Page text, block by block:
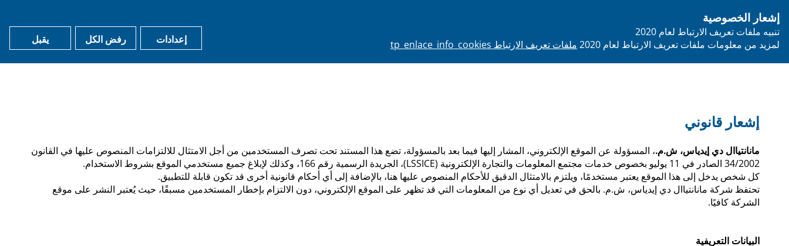
إشعار الخصوصية
تنبيه ملفات تعريف الارتباط لعام 2020
لمزيد من معلومات ملفات تعريف الارتباط لعام 2020
ملفات تعريف الارتباط tp_enlace_info_cookies إعدادات رفض الكل يقبل
person
emailاسترجع تذكرتكالأسئلة الشائعة shopping_cart
إشعار قانوني
مانانتياال دي إيدياس، ش.م.، المسؤولة عن الموقع الإلكتروني، المشار إليها فيما بعد بالمسؤولة، تضع هذا المستند تحت تصرف المستخدمين من أجل الامتثال للالتزامات المنصوص عليها في القانون
34/2002 الصادر في 11 يوليو بخصوص خدمات مجتمع المعلومات والتجارة الإلكترونية (LSSICE)، الجريدة الرسمية رقم 166، وكذلك لإبلاغ جميع مستخدمي الموقع بشروط الاستخدام.
كل شخص يدخل إلى هذا الموقع يعتبر مستخدمًا، ويلتزم بالامتثال الدقيق للأحكام المنصوص عليها هنا، بالإضافة إلى أي أحكام قانونية أخرى قد تكون قابلة للتطبيق.
تحتفظ شركة مانانتياال دي إيدياس، ش.م. بالحق في تعديل أي نوع من المعلومات التي قد تظهر على الموقع الإلكتروني، دون الالتزام بإخطار المستخدمين مسبقًا، حيث يُعتبر النشر على موقع
الشركة كافيًا.
البيانات التعريفية